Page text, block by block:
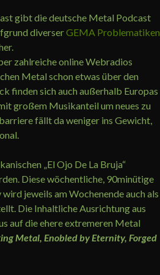
gibt die deutsche Metal Podcast
diverserGEMA Problematiken
zahlreiche online Webradios
Metal schon etwas über den
finden sich auch außerhalb Europas
großem Musikanteil um neues zu
fällt da weniger ins Gewicht,
„El Ojo De La Bruja“
Diese wöchentliche, 90minütige
jeweils am Wochenende auch als
Die Inhaltliche Ausrichtung aus
auf die ehere extremeren Metal
Metal, Enobled by Eternity, Forged